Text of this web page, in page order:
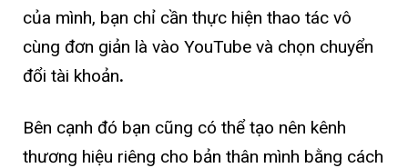
của mình, bạn chỉ cần thực hiện thao tác vô
cùng đơn giản là vào YouTube và chọn chuyển
đổi tài khoản.
Bên cạnh đó bạn cũng có thể tạo nên kênh
thương hiệu riêng cho bản thân mình bằng cách